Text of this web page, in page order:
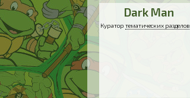
Dark Man
Куратортематических разделов